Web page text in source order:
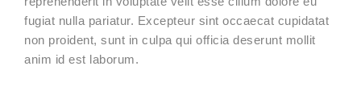
fugiat nulla pariatur. Excepteur sint occaecat cupidatat
non proident, sunt in culpa qui officia deserunt mollit
anim id est laborum.